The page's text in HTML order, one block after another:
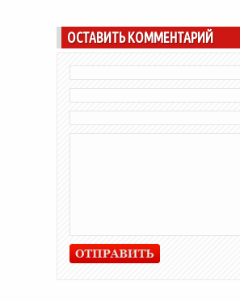
ОСТАВИТЬ КОММЕНТАРИЙ